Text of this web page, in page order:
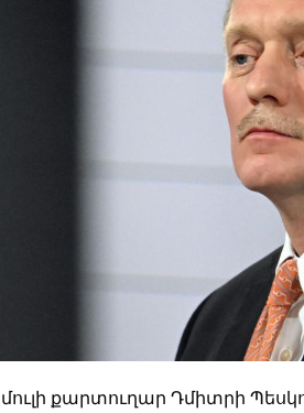
քարտուղար Դմիտրի